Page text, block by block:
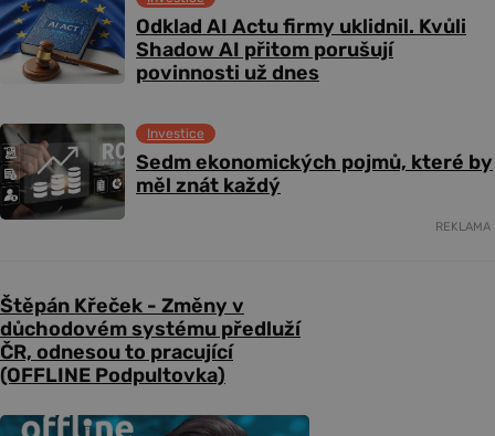
Odklad AI Actu firmy uklidnil. Kvůli
Shadow AI přitom porušují
povinnosti už dnes
Sedm ekonomických pojmů, které by
měl znát každý
Investice
REKLAMA
Štěpán Křeček - Změny v
důchodovém systému předluží
ČR, odnesou to pracující
(OFFLINE Podpultovka)